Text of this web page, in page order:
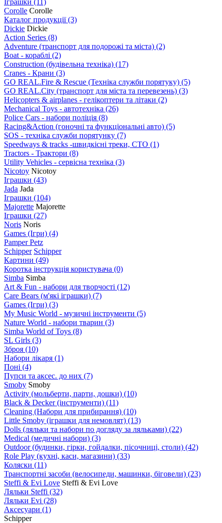
Іграшки (11)
Corolle Corolle
Каталог продукції(3)
Dickie Dickie
Action Series (8)
Adventure (транспорт для подорожі та міста) (2)
Boat - кораблі (2)
Construction (будівельна техніка) (17)
Cranes - Крани (3)
GO REAL.Fire & Rescue (Техніка служби порятуку) (5)
GO REAL.City (транспорт для міста та перевезень) (3)
Helicopters & airplanes - гелікоптери та літаки (2)
Mechanical Toys - автотехніка (26)
Police Cars - набори поліція (8)
Racing&Action (гоночні та функціональні авто) (5)
SOS - техніка служби порятунку (7)
Speedways & tracks -швидкісні треки, СТО (1)
Tractors - Трактори (8)
Utility Vehicles - сервісна техніка (3)
Nicotoy Nicotoy
Іграшки (43)
Jada Jada
Іграшки (104)
Majorette Majorette
Іграшки (27)
Noris Noris
Games (Ігри) (4)
Pamper Petz
Schipper Schipper
Картини (49)
Коротка інструкція користувача (0)
Simba Simba
Art & Fun - набори для творчості (12)
Care Bears (м'які іграшки) (7)
Games (Ігри) (3)
My Music World - музичні інструменти (5)
Nature World - набори тварин (3)
Simba World of Toys (8)
SL Girls (3)
Зброя (10)
Набори лікаря (1)
Поні (4)
Пупси та аксес. до них (7)
Smoby Smoby
Аctivity (мольберти, парти, дошки) (10)
Black & Decker (інструменти) (11)
Cleaning (Набори для прибирання) (10)
Little Smoby (іграшки для немовлят) (13)
Dolls (ляльки та набори по догляду за ляльками) (22)
Medical (медичні набори) (3)
Outdoor (будинки, гірки, гойдалки, пісочниці, столи) (42)
Role Play (кухні, каси, магазини) (33)
Коляски (11)
Транспортні засоби (велосипеди, машинки, біговели) (23)
Steffi & Evi Love Steffi & Evi Love
Ляльки Steffi (32)
Ляльки Evi (28)
Аксесуари (1)
Schipper